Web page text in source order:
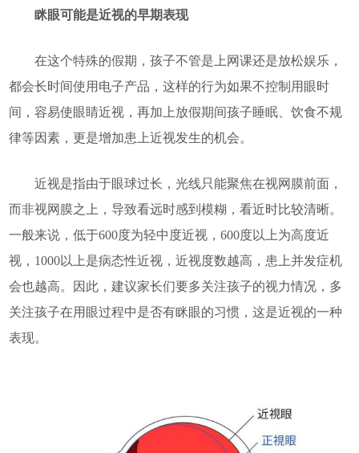
眯眼可能是近视的早期表现
在这个特殊的假期，孩子不管是上网课还是放松娱乐，
都会长时间使用电子产品，这样的行为如果不控制用眼时
间，容易使眼睛近视，再加上放假期间孩子睡眠、饮食不规
律等因素，更是增加患上近视发生的机会。
近视是指由于眼球过长，光线只能聚焦在视网膜前面，
而非视网膜之上，导致看远时感到模糊，看近时比较清晰。
一般来说，低于600度为轻中度近视，600度以上为高度近
视，1000以上是病态性近视，近视度数越高，患上并发症机
会也越高。因此，建议家长们要多关注孩子的视力情况，多
关注孩子在用眼过程中是否有眯眼的习惯，这是近视的一种
表现。